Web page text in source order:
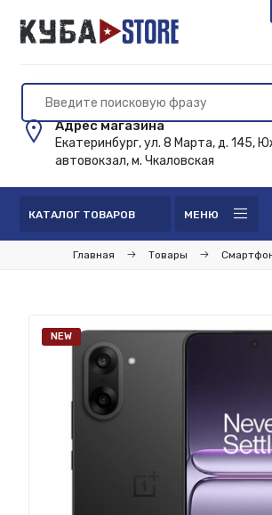
Адрес магазина
Екатеринбург, ул. 8 Марта, д. 145,
автовокзал, м. Чкаловская
КАТАЛОГ ТОВАРОВ МЕНЮ
Главная Товары
NEW